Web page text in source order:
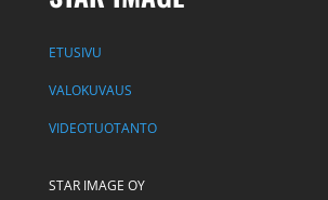
ETUSIVU
VALOKUVAUS
VIDEOTUOTANTO
STAR IMAGE OY